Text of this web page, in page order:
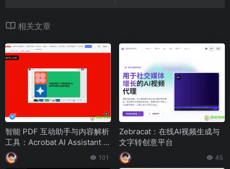
相关文章
智能 PDF 互动助手与内容解析
工具：Acrobat AI Assistant 全
面介绍
101
Zebracat：在线AI视频生成与
文字转创意平台
45